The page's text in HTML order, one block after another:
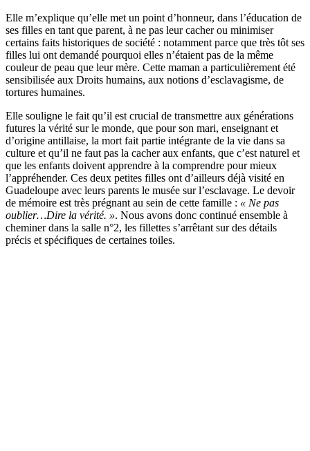
Elle m’explique qu’elle met un point d’honneur, dans l’éducation de
ses filles en tant que parent, à ne pas leur cacher ou minimiser
certains faits historiques de société : notamment parce que très tôt ses
filles lui ont demandé pourquoi elles n’étaient pas de la même
couleur de peau que leur mère. Cette maman a particulièrement été
sensibilisée aux Droits humains, aux notions d’esclavagisme, de
tortures humaines.
Elle souligne le fait qu’il est crucial de transmettre aux générations
futures la vérité sur le monde, que pour son mari, enseignant et
d’origine antillaise, la mort fait partie intégrante de la vie dans sa
culture et qu’il ne faut pas la cacher aux enfants, que c’est naturel et
que les enfants doivent apprendre à la comprendre pour mieux
l’appréhender. Ces deux petites filles ont d’ailleurs déjà visité en
Guadeloupe avec leurs parents le musée sur l’esclavage. Le devoir
de mémoire est très prégnant au sein de cette famille : « Ne pas
oublier…Dire la vérité. ». Nous avons donc continué ensemble à
cheminer dans la salle n°2, les fillettes s’arrêtant sur des détails
précis et spécifiques de certaines toiles.